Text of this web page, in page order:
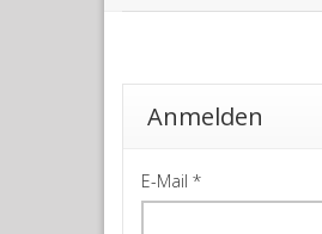
Anmelden
E-Mail *